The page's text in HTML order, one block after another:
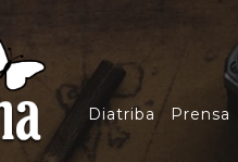
Diatriba Prensa